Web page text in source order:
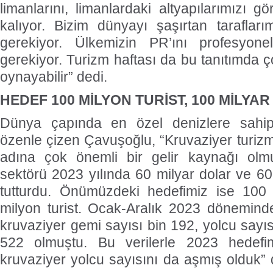
limanlarını, limanlardaki altyapılarımızı
kalıyor. Bizim dünyayı şaşırtan
gerekiyor. Ülkemizin PR’ını
gerekiyor. Turizm haftası da bu tanıtımda
oynayabilir” dedi.
HEDEF 100 MİLYON TURİST, 100
Dünya çapında en özel denizlere
özenle çizen Çavuşoğlu, “Kruvaziyer
adına çok önemli bir gelir kaynağı
sektörü 2023 yılında 60 milyar dolar ve
tutturdu. Önümüzdeki hedefimiz ise
milyon turist. Ocak-Aralık 2023
kruvaziyer gemi sayısı bin 192, yolcu
522 olmuştu. Bu verilerle 2023
kruvaziyer yolcu sayısını da aşmış